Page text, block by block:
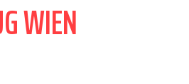
WIEN